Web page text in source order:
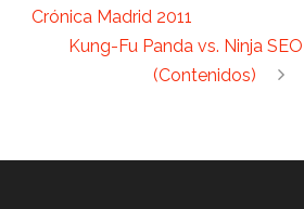
Crónica Madrid 2011
Kung-Fu Panda vs. Ninja SEO
(Contenidos)